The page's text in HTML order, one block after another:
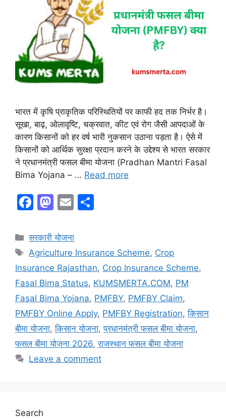
भारत में कृषि प्राकृतिक परिस्थितियों पर काफी हद तक निर्भर है।
सूखा, बाढ़, ओलावृष्टि, चक्रवात, कीट एवं रोग जैसी आपदाओं के
कारण किसानों को हर वर्ष भारी नुकसान उठाना पड़ता है। ऐसे में
किसानों को आर्थिक सुरक्षा प्रदान करने के उद्देश्य से भारत सरकार
ने प्रधानमंत्री फसल बीमा योजना (Pradhan Mantri Fasal
Bima Yojana – … Read more
F
c
e
b
o
o
k
M
st
o
d
o
n
E
ai
l
e
Categories
सरकारी योजना
Tags
Agriculture Insurance Scheme, Crop
Insurance Rajasthan, Crop Insurance Scheme,
Fasal Bima Status, KUMSMERTA.COM, PM
Fasal Bima Yojana, PMFBY, PMFBY Claim,
PMFBY Online Apply, PMFBY Registration,किसान
बीमा योजना,किसान योजना,प्रधानमंत्री फसल बीमा योजना,
फसल बीमा योजना 2026,राजस्थान फसल बीमा योजना
Leave a comment
Search